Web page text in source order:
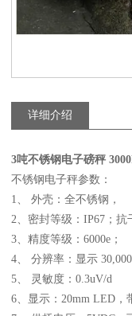
详细介绍
3吨不锈钢电子磅秤
不锈钢电子秤参数：
1、 外壳：全不锈钢，
2、密封等级：IP67；抗
3、精度等级：6000e；
4、 分辨率：显示
5、 灵敏度：0.3uV/d
6、显示：20mm LED，